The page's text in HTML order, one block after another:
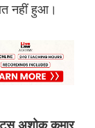
नहीं हुआ।
अशोक कुमार